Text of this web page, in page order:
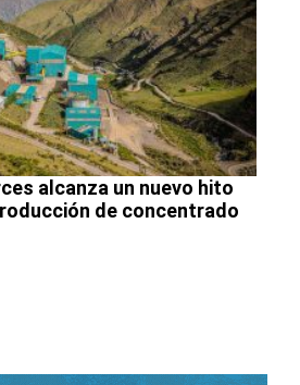
alcanza un nuevo hito
de concentrado